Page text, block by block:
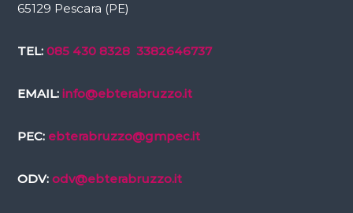
65129 Pescara (PE)
TEL: 085 430 8328 3382646737
EMAIL: info@ebterabruzzo.it
PEC: ebterabruzzo@gmpec.it
ODV: odv@ebterabruzzo.it